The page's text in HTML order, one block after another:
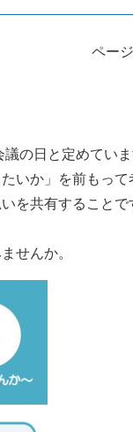
ペー
の日と定めていま
いか」を前もっ
を共有することで
せんか。